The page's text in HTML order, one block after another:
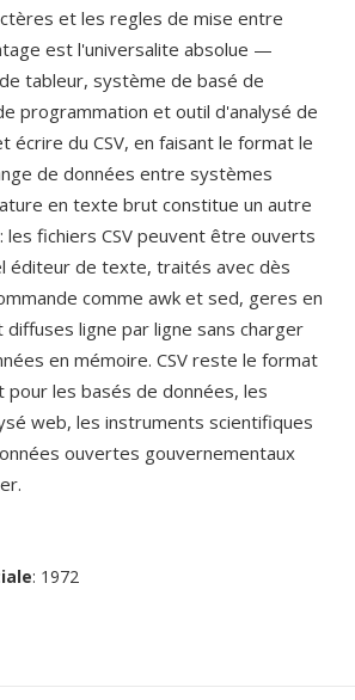
et les regles de mise entre
est l'universalite absolue —
tableur, système de basé de
programmation et outil d'analysé de
écrire du CSV, en faisant le format le
de données entre systèmes
en texte brut constitue un autre
les fichiers CSV peuvent être ouverts
éditeur de texte, traités avec dès
comme awk et sed, geres en
diffuses ligne par ligne sans charger
en mémoire. CSV reste le format
les basés de données, les
web, les instruments scientifiques
ouvertes gouvernementaux
: 1972